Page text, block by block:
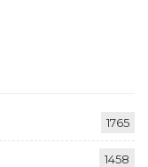
1765
1458